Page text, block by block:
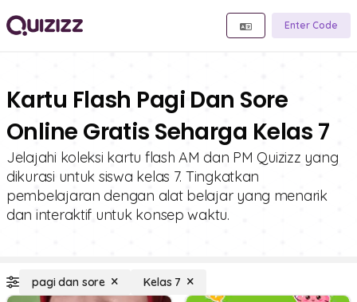
Enter Code
Kartu Flash Pagi Dan Sore
Online Gratis Seharga Kelas 7
Jelajahi koleksi kartu flash AM dan PM Quizizz yang
dikurasi untuk siswa kelas 7. Tingkatkan
pembelajaran dengan alat belajar yang menarik
dan interaktif untuk konsep waktu.
pagi dan sore Kelas 7